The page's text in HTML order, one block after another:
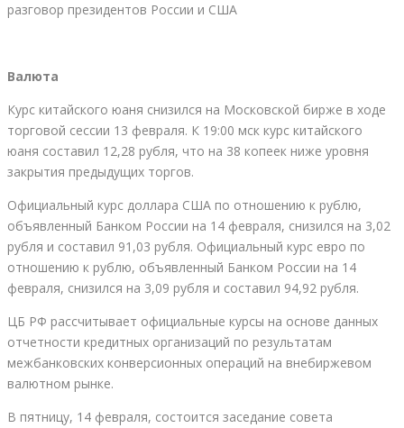
разговор президентов России и США
Валюта
Курс китайского юаня снизился на Московской бирже в ходе
торговой сессии 13 февраля. К 19:00 мск курс китайского
юаня составил 12,28 рубля, что на 38 копеек ниже уровня
закрытия предыдущих торгов.
Официальный курс доллара США по отношению к рублю,
объявленный Банком России на 14 февраля, снизился на 3,02
рубля и составил 91,03 рубля. Официальный курс евро по
отношению к рублю, объявленный Банком России на 14
февраля, снизился на 3,09 рубля и составил 94,92 рубля.
ЦБ РФ рассчитывает официальные курсы на основе данных
отчетности кредитных организаций по результатам
межбанковских конверсионных операций на внебиржевом
валютном рынке.
В пятницу, 14 февраля, состоится заседание совета